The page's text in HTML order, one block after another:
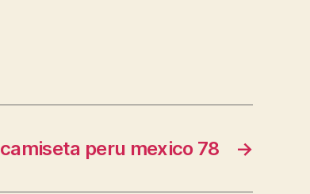
→
camiseta peru mexico 78